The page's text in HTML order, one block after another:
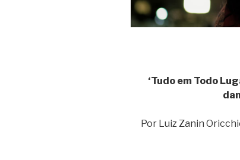
‘Tudo em Todo
Por Luiz Zanin